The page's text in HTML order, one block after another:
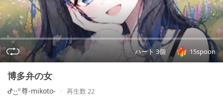
ハート 3個 15spoon
博多弁の女
ᕷ·͜·꙳尊-mikoto- 再生数 22